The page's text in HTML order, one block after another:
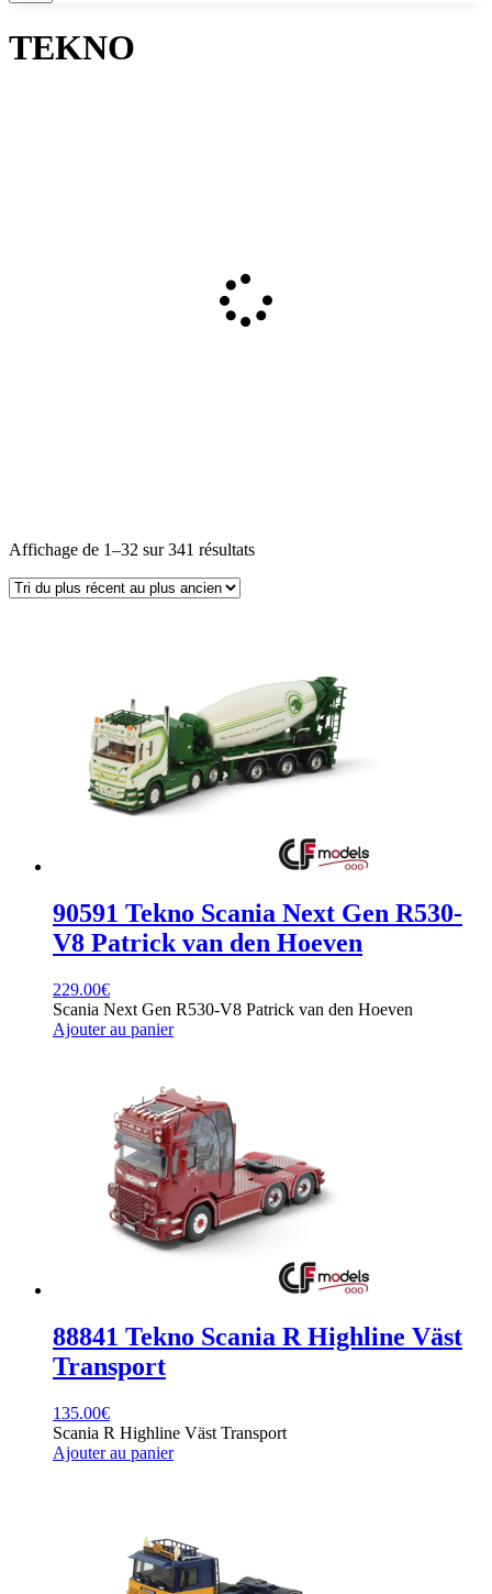
TEKNO
Affichage de 1–32 sur 341 résultatsTrié
90591 Tekno Scania Next Gen R530-
V8 Patrick van den Hoeven
229.00€
Scania Next Gen R530-V8 Patrick van den Hoeven
Ajouter au panier
88841 Tekno Scania R Highline Väst
Transport
135.00€
Scania R Highline Väst Transport
Ajouter au panier